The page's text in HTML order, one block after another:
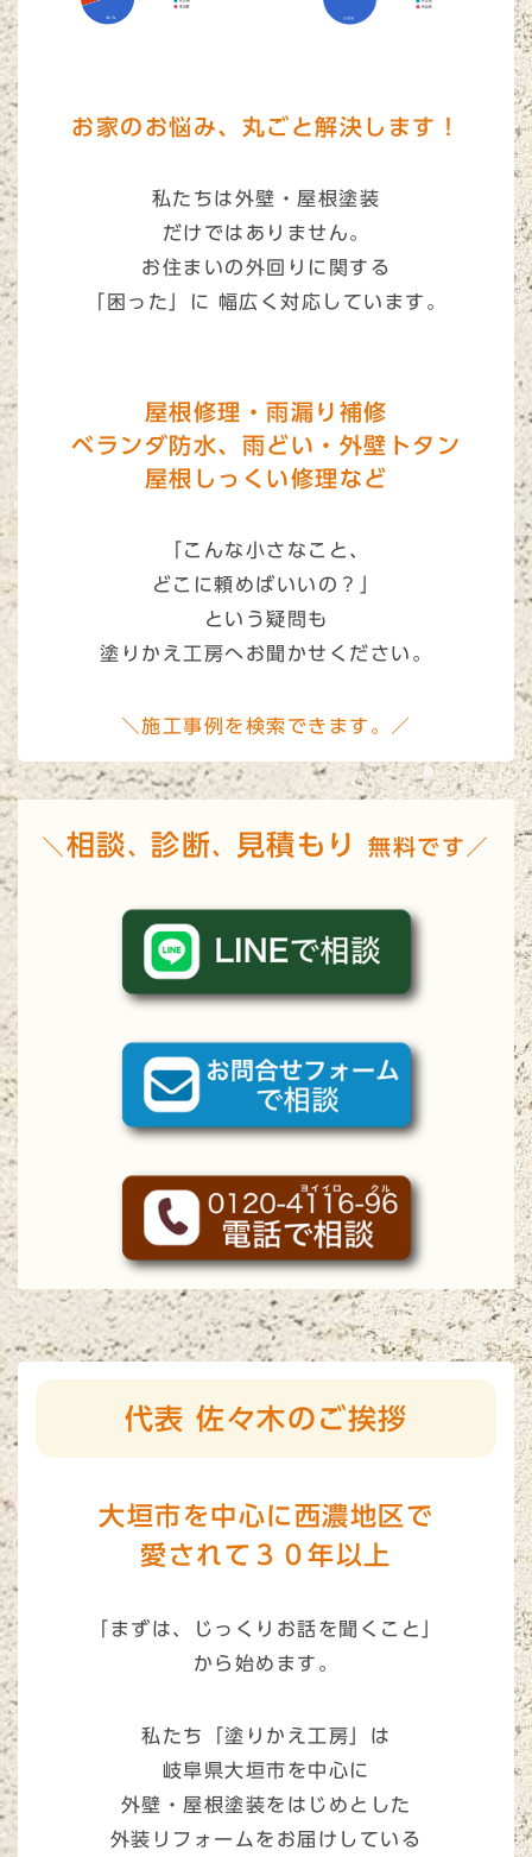
お家のお悩み、丸ごと解決します！
私たちは外壁・屋根塗装
だけではありません。
お住まいの外回りに関する
「困った」に 幅広く対応しています。
屋根修理・雨漏り補修
ベランダ防水、雨どい・外壁トタン
屋根しっくい修理など
「こんな小さなこと、
どこに頼めばいいの？」
という疑問も
塗りかえ工房へお聞かせください。
＼施工事例を検索できます。／
＼ 相談、 診断、 見積もり無料です／
代表 佐々木のご挨拶
大垣市を中心に西濃地区で
愛されて３０年以上
「まずは、じっくりお話を聞くこと」
から始めます。
私たち「塗りかえ工房」は
岐阜県大垣市を中心に
外壁・屋根塗装をはじめとした
外装リフォームをお届けしている